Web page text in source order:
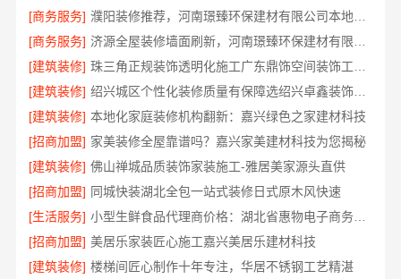
[商务服务]
[商务服务]
[建筑装修]
[建筑装修]
绍兴城区个性化装修质量有保障选绍兴卓鑫装饰材料有限公司
[建筑装修] 本地化家庭装修机构翻新：嘉兴绿色之家建材科技
[招商加盟] 家美装修全屋靠谱吗？嘉兴家美建材科技为您揭秘
[建筑装修] 佛山禅城品质装饰家装施工-雅居美家源头直供
[招商加盟] 同城快装湖北全包一站式装修日式原木风快速
[生活服务]
小型生鲜食品代理商价格：湖北省惠物电子商务有限公司
[招商加盟] 美居乐家装匠心施工嘉兴美居乐建材科技
[建筑装修] 楼梯间匠心制作十年专注，华居不锈钢工艺精湛